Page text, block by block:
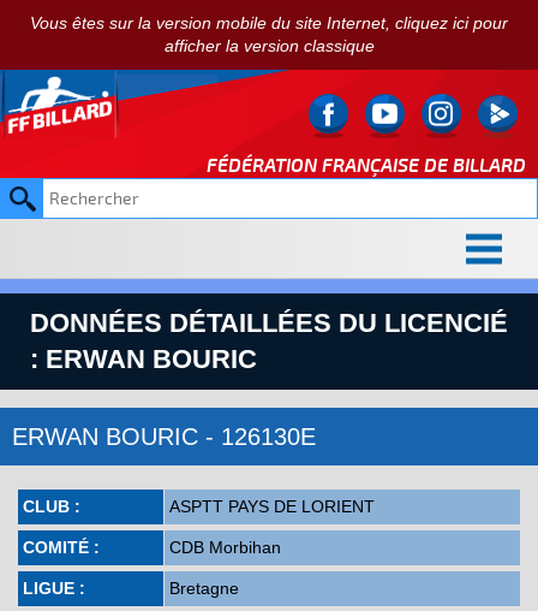
Vous êtes sur la version mobile du site Internet, cliquez ici pour
afficher la version classique
FÉDÉRATION FRANÇAISE DE BILLARD
DONNÉES DÉTAILLÉES DU LICENCIÉ
: ERWAN BOURIC
ERWAN BOURIC - 126130E
CLUB : ASPTT PAYS DE LORIENT
COMITÉ : CDB Morbihan
LIGUE : Bretagne